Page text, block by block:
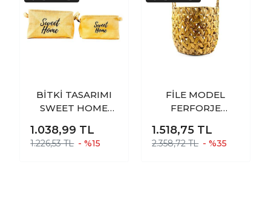
BİTKİ TASARIMI
SWEET HOME
DÜZENLEYİCİ
MUTFAK BANYO
1.038,99 TL
1.226,53 TL - %15
FİLE MODEL
FERFORJE
SEPET
1.518,75 TL
2.358,72 TL - %35